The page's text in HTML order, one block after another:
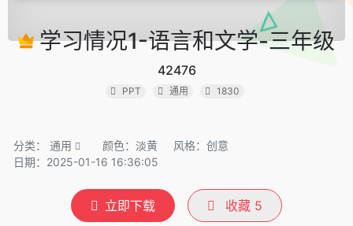
学习情况1-语言和文学-三年级
42476
PPT 通用 1830
分类： 通用 颜色：淡黄
风格：创意
日期：2025-01-16 16:36:05
立即下载 收藏 5